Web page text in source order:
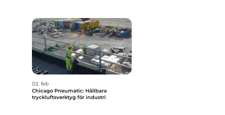
02. feb
Chicago Pneumatic: Hållbara
tryckluftsverktyg för industri